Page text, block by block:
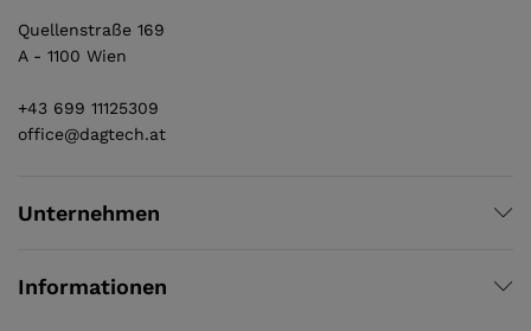
Quellenstraße 169
A - 1100 Wien
+43 699 11125309
office@dagtech.at
Unternehmen
Informationen